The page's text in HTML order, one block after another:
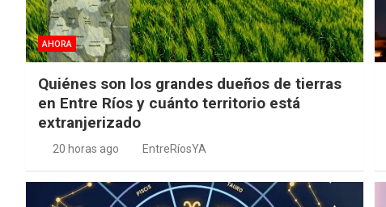
AHORA
Quiénes son los grandes dueños de tierras
en Entre Ríos y cuánto territorio está
extranjerizado
20 horas ago EntreRíosYA